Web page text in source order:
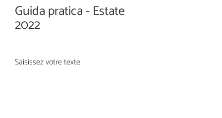
Guida pratica - Estate
2022
Saisissez votre texte